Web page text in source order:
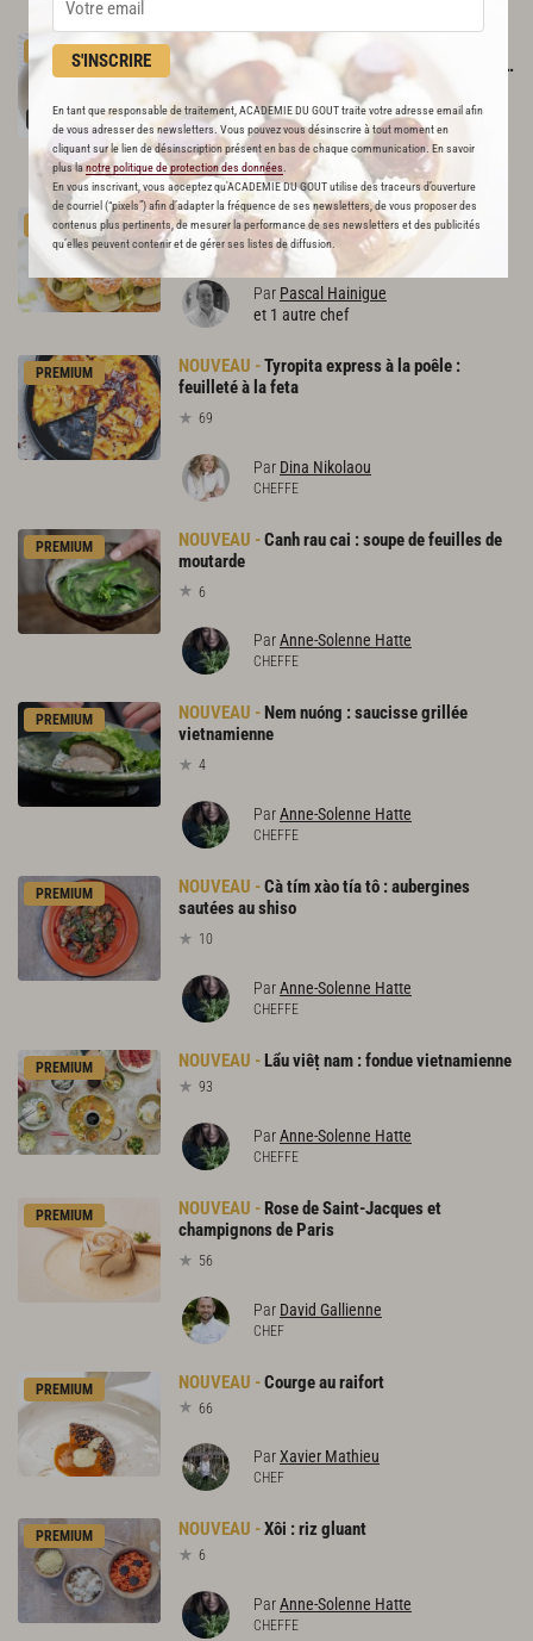
S'INSCRIRE
En tant que responsable de traitement, ACADEMIE DU GOUT traite votre adresse email afin
de vous adresser des newsletters. Vous pouvez vous désinscrire à tout moment en
cliquant sur le lien de désinscription présent en bas de chaque communication. En savoir
plus lanotre politique de protection des données
En vous inscrivant, vous acceptez qu'ACADEMIE DU GOUT utilise des traceurs d’ouverture
de courriel (“pixels”) afin d’adapter la fréquence de ses newsletters, de vous proposer des
contenus plus pertinents, de mesurer la performance de ses newsletters et des publicités
qu’elles peuvent contenir et de gérer ses listes de diffusion.
PREMIUM
Le chocolat Matsiro, fèves
Amelonado glacées, mousse tiède et streusel à la cardamome verte
ParMoulaye Fanny
CHEF
PREMIUM Paris-brest pistache framboise
36
Par Pascal Hainigue
et 1 autre chef
PREMIUM
Tyropita express à la poêle :
feuilleté à la feta
69
Par Dina Nikolaou
CHEFFE
PREMIUM
Canh rau cai : soupe de feuilles de
moutarde
6
ParAnne-Solenne Hatte
CHEFFE
PREMIUM
Nem nuóng : saucisse grillée
vietnamienne
4
ParAnne-Solenne Hatte
CHEFFE
PREMIUM
Cà tím xào tía tô : aubergines
sautées au shiso
10
ParAnne-Solenne Hatte
CHEFFE
PREMIUM Lẩuviêṭnam :fonduevietnamienne
93
ParAnne-Solenne Hatte
CHEFFE
PREMIUM
Rose de Saint-Jacques et
champignons de Paris
56
Par David Gallienne
CHEF
PREMIUM Courgeauraifort
66
ParXavier Mathieu
CHEF
PREMIUM Xôi :rizgluant
6
ParAnne-Solenne Hatte
CHEFFE